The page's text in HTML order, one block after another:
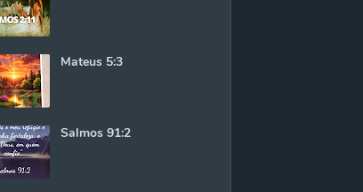
Mateus 5:3
Salmos 91:2